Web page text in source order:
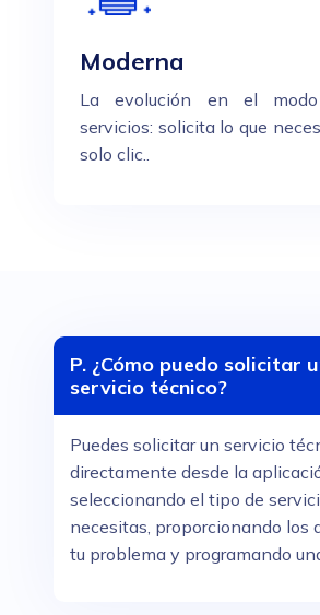
Moderna
La evolución en el
servicios: solicita lo que
solo clic..
P. ¿Cómo puedo solicitar
servicio técnico?
Puedes solicitar un servicio
directamente desde la
seleccionando el tipo de
necesitas, proporcionando los
tu problema y programando